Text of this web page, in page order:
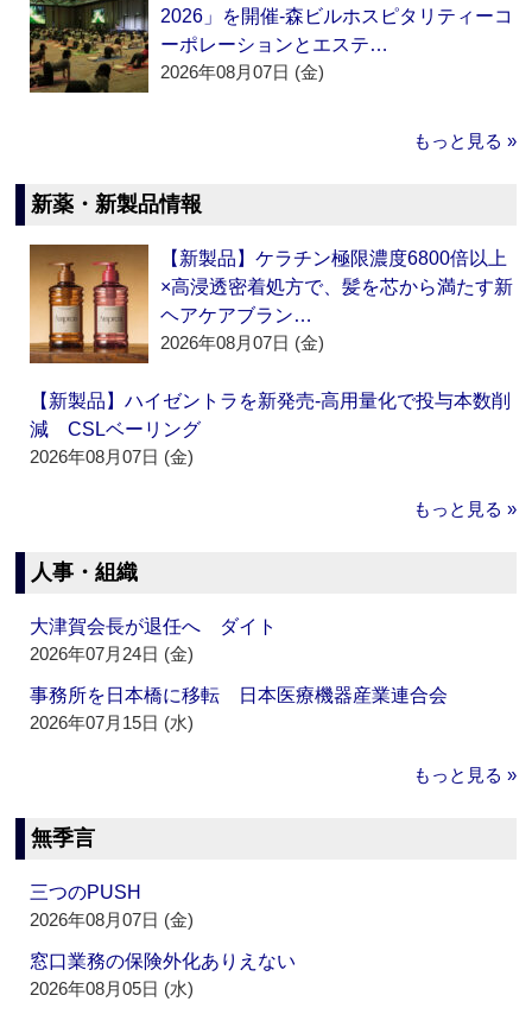
2026」を開催‐森ビルホスピタリティーコ
ーポレーションとエステ…
2026年08月07日 (金)
もっと見る »
新薬・新製品情報
【新製品】ケラチン極限濃度6800倍以上
×高浸透密着処方で、髪を芯から満たす新
ヘアケアブラン…
2026年08月07日 (金)
【新製品】ハイゼントラを新発売‐高用量化で投与本数削
減 CSLベーリング
2026年08月07日 (金)
もっと見る »
人事・組織
大津賀会長が退任へ ダイト
2026年07月24日 (金)
事務所を日本橋に移転 日本医療機器産業連合会
2026年07月15日 (水)
もっと見る »
無季言
三つのPUSH
2026年08月07日 (金)
窓口業務の保険外化ありえない
2026年08月05日 (水)